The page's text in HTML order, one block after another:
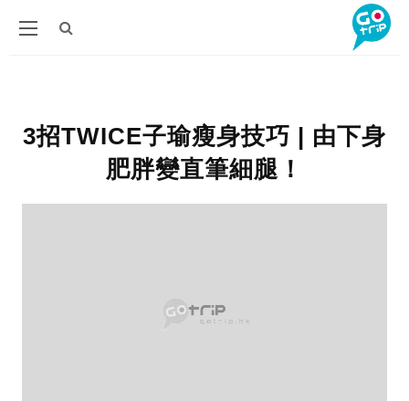
3招TWICE子瑜瘦身技巧 | 由下身
肥胖變直筆細腿！